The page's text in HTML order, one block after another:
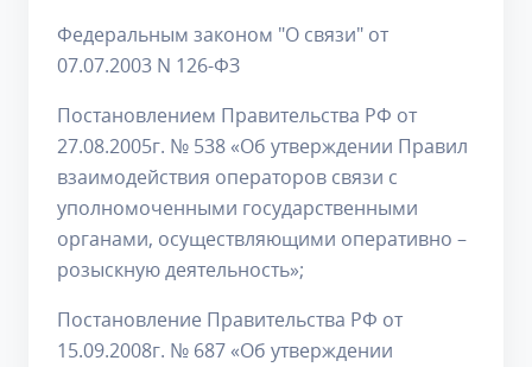
Федеральным законом "О связи" от
07.07.2003 N 126-ФЗ
Постановлением Правительства РФ от
27.08.2005г. № 538 «Об утверждении Правил
взаимодействия операторов связи с
уполномоченными государственными
органами, осуществляющими оперативно –
розыскную деятельность»;
Постановление Правительства РФ от
15.09.2008г. № 687 «Об утверждении